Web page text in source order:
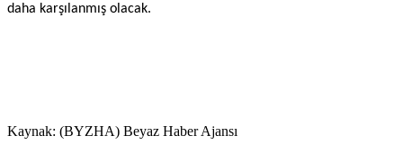
daha karşılanmış olacak.
Kaynak: (BYZHA) Beyaz Haber Ajansı